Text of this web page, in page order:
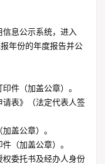
息公示系统，进入
年份的年度报告并公
件（加盖公章）。
请表》（法定代表人签
盖公章）。
（加盖公章）。
委托书及经办人身份